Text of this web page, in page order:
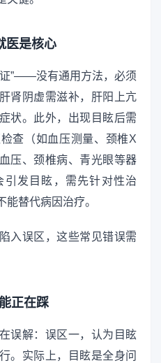
医是核心
”——没有通用方法，必须
肾阴虚需滋补，肝阳上亢
状。此外，出现目眩后需
查（如血压测量、颈椎X
压、颈椎病、青光眼等器
发目眩，需先针对性治
替代病因治疗。
入误区，这些常见错误需
正在踩
误解：误区一，认为目眩
。实际上，目眩是全身问